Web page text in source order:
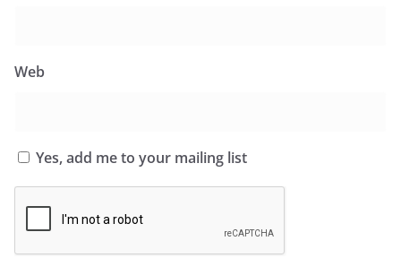
Web
Yes, add me to your mailing list